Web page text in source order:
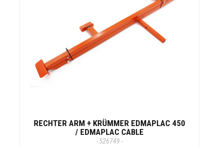
RECHTER ARM + KRÜMMER EDMAPLAC 450
/ EDMAPLAC CABLE
- 526749 -